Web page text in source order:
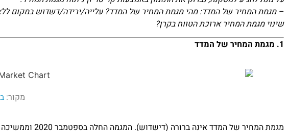
– מגמת המחיר של המדד: מהי מגמת המחיר של המדד? עלייה/ירידה/דשדוש במקום ללא
שינוי מגמת המחיר ארוכת הטווח בקרן?
1. מגמת המחיר של המדד
מקור:
מגמת המחיר של המדד אינה ברורה (דישדוש). המגמה החלה בספטמבר 2020 וממשיכה עד היום.